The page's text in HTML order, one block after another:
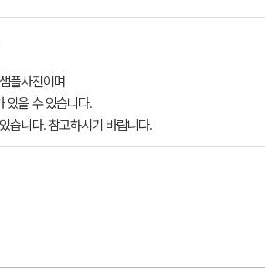
플사진이며
있을 수 있습니다.
습니다. 참고하시기 바랍니다.